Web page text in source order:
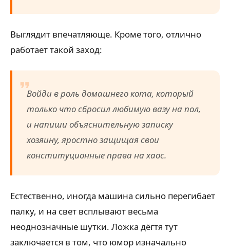
Выглядит впечатляюще. Кроме того, отлично
работает такой заход:
Войди в роль домашнего кота, который
только что сбросил любимую вазу на пол,
и напиши объяснительную записку
хозяину, яростно защищая свои
конституционные права на хаос.
Естественно, иногда машина сильно перегибает
палку, и на свет всплывают весьма
неоднозначные шутки. Ложка дёгтя тут
заключается в том, что юмор изначально